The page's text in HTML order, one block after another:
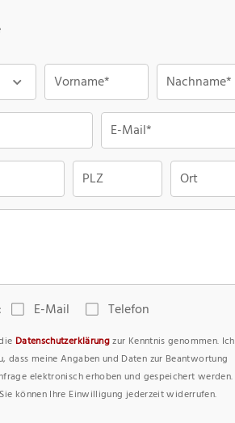
Vorname* Nachname*
E-Mail*
PLZ Ort
E-Mail Telefon
Datenschutzerklärungzur Kenntnis genommen. Ich
dass meine Angaben und Daten zur Beantwortung
elektronisch erhoben und gespeichert werden.
können Ihre Einwilligung jederzeit widerrufen.